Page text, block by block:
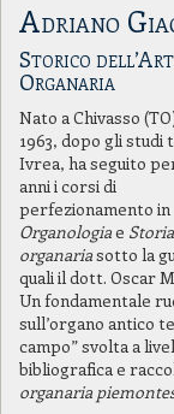
Adriano
Storico
Organaria
Nato a Chivasso
1963, dopo gli studi
Ivrea, ha seguito
anni i corsi di
perfezionamento in
Organologiae
organariasotto la
quali il dott. Oscar
Un fondamentale
sull’organo antico
campo” svolta a
bibliografica e
organaria